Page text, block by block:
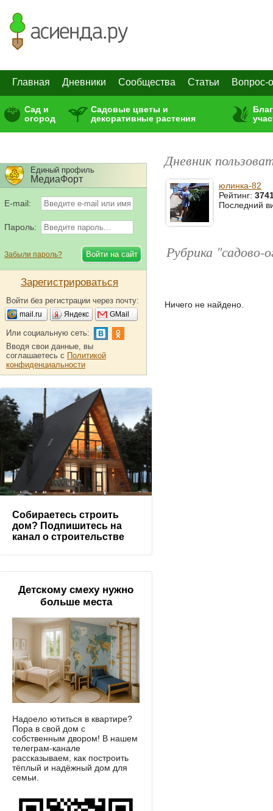
Главная Дневники Сообщества Статьи Вопрос-
Сад и
огород
Садовые цветы и
декоративные растения
Дневник
юлинка-82
Рейтинг:
Последний
Рубрика "садово-
Ничего не найдено.
Единый профиль
МедиаФорт
E-mail:
Пароль:
Забыли пароль?
Зарегистрироваться
Войти без регистрации через почту:
mail.ru Яндекс GMail
Или социальную сеть:
Вводя свои данные, вы
соглашаетесь с Политикой
конфиденциальности
Собираетесь строить
дом? Подпишитесь на
канал о строительстве
Детскому смеху нужно
больше места
Надоело ютиться в квартире?
Пора в свой дом с
собственным двором! В нашем
телеграм-канале
рассказываем, как построить
тёплый и надёжный дом для
семьи.